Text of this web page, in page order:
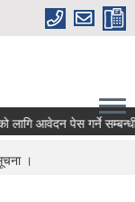
आवेदन पेस गर्ने सम्बन्धी
।